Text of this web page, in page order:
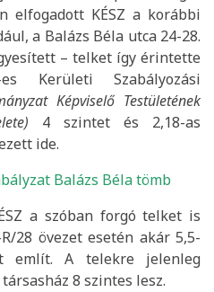
elfogadott KÉSZ a korábbi
a Balázs Béla utca 24-28.
– telket így érintette
Kerületi Szabályozási
Képviselő Testületének
4 szintet és 2,18-as
ide.
a szóban forgó telket is
28 övezet esetén akár 5,5-
említ. A telekre jelenleg
8 szintes lesz.